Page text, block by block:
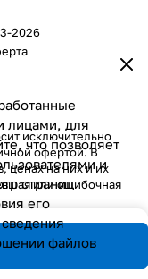
лицами, для
что позволяет
и
страниц
его
файлов
2026
исключительно
офертой. В
ценах на них и их
или ошибочная